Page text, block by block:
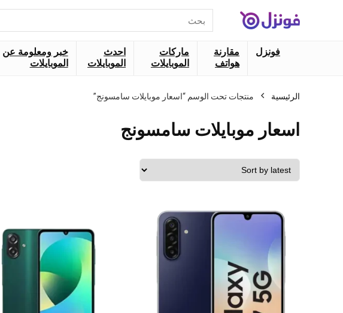
عن:
فونزل
مقارنة
هواتف
ماركات
الموبايلات
احدث
الموبايلات
خبر ومعلومة عن
الموبايلات
الرئيسية منتجات تحت الوسم “اسعار موبايلات سامسونج”
اسعار موبايلات سامسونج